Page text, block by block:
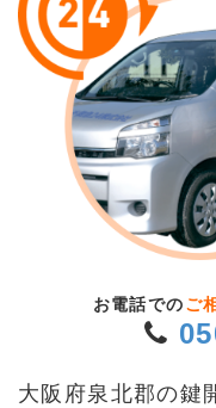
お電話での ご
大阪府泉北郡の鍵